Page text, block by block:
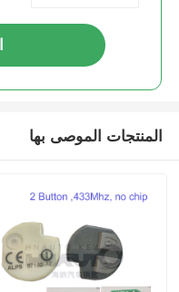
المنتجات الموصى بها